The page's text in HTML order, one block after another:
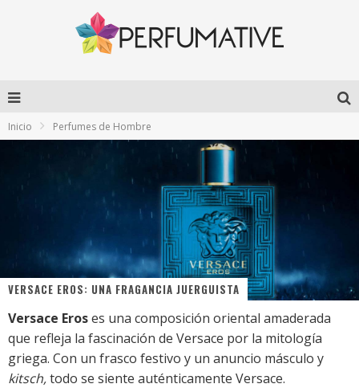
Inicio Perfumes de Hombre
VERSACE EROS: UNA FRAGANCIA JUERGUISTA
Versace Eroses una composición oriental amaderada
que refleja la fascinación de Versace por la mitología
griega. Con un frasco festivo y un anuncio másculo y
kitsch,todo se siente auténticamente Versace.